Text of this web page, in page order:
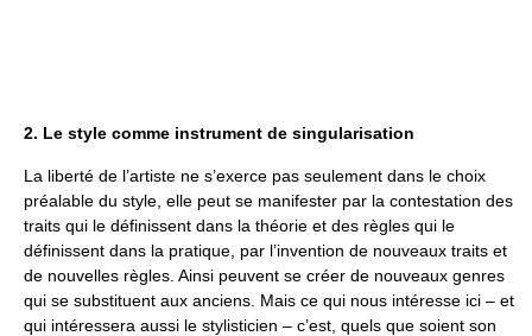
2. Le style comme instrument de singularisation
La liberté de l’artiste ne s’exerce pas seulement dans le choix
préalable du style, elle peut se manifester par la contestation des
traits qui le définissent dans la théorie et des règles qui le
définissent dans la pratique, par l’invention de nouveaux traits et
de nouvelles règles. Ainsi peuvent se créer de nouveaux genres
qui se substituent aux anciens. Mais ce qui nous intéresse ici – et
qui intéressera aussi le stylisticien – c’est, quels que soient son